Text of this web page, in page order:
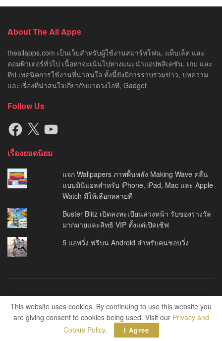
About The All Apps
theallapps.com เป็นเว็บสำหรับผู้ใช้งานสมาร์ทโฟน, แท็บเล็ต และ
คอมพิวเตอร์ทั่วไป เนื้อหาจะเน้นไปทางแนะนำแอปพลิเคชัน, เกม และ
ทิป เทคนิคการใช้งานที่น่าสนใจ ทั้งนี้ยังมีการรวบรวมข่าว, บทความ
และเรื่องที่น่าสนใจเกี่ยวกับแวดวงไอที, Gadget
Follow Us
Facebook
X YouTube
เรื่องยอดนิยม
แจก Wallpapers ภาพพื้นหลัง Making Wave คลื่น
แบบมินิมอลสำหรับ iPhone, iPad, Mac และ Apple
Watch มีให้เลือกหลายสี
Buster Blitz เปิดลงทะเบียนล่วงหน้า รับของรางวัล
มากมายและสิทธิ VIP ตั้งแต่เปิดเซิฟ
5 แอพวิ่ง ฟรีบน Android สำหรับคนชอบวิ่ง
© 2014THE ALL APPS
This website uses cookies. By continuing to use this website you
are giving consent to cookies being used. Visit our Privacy and
Cookie Policy. I Agree